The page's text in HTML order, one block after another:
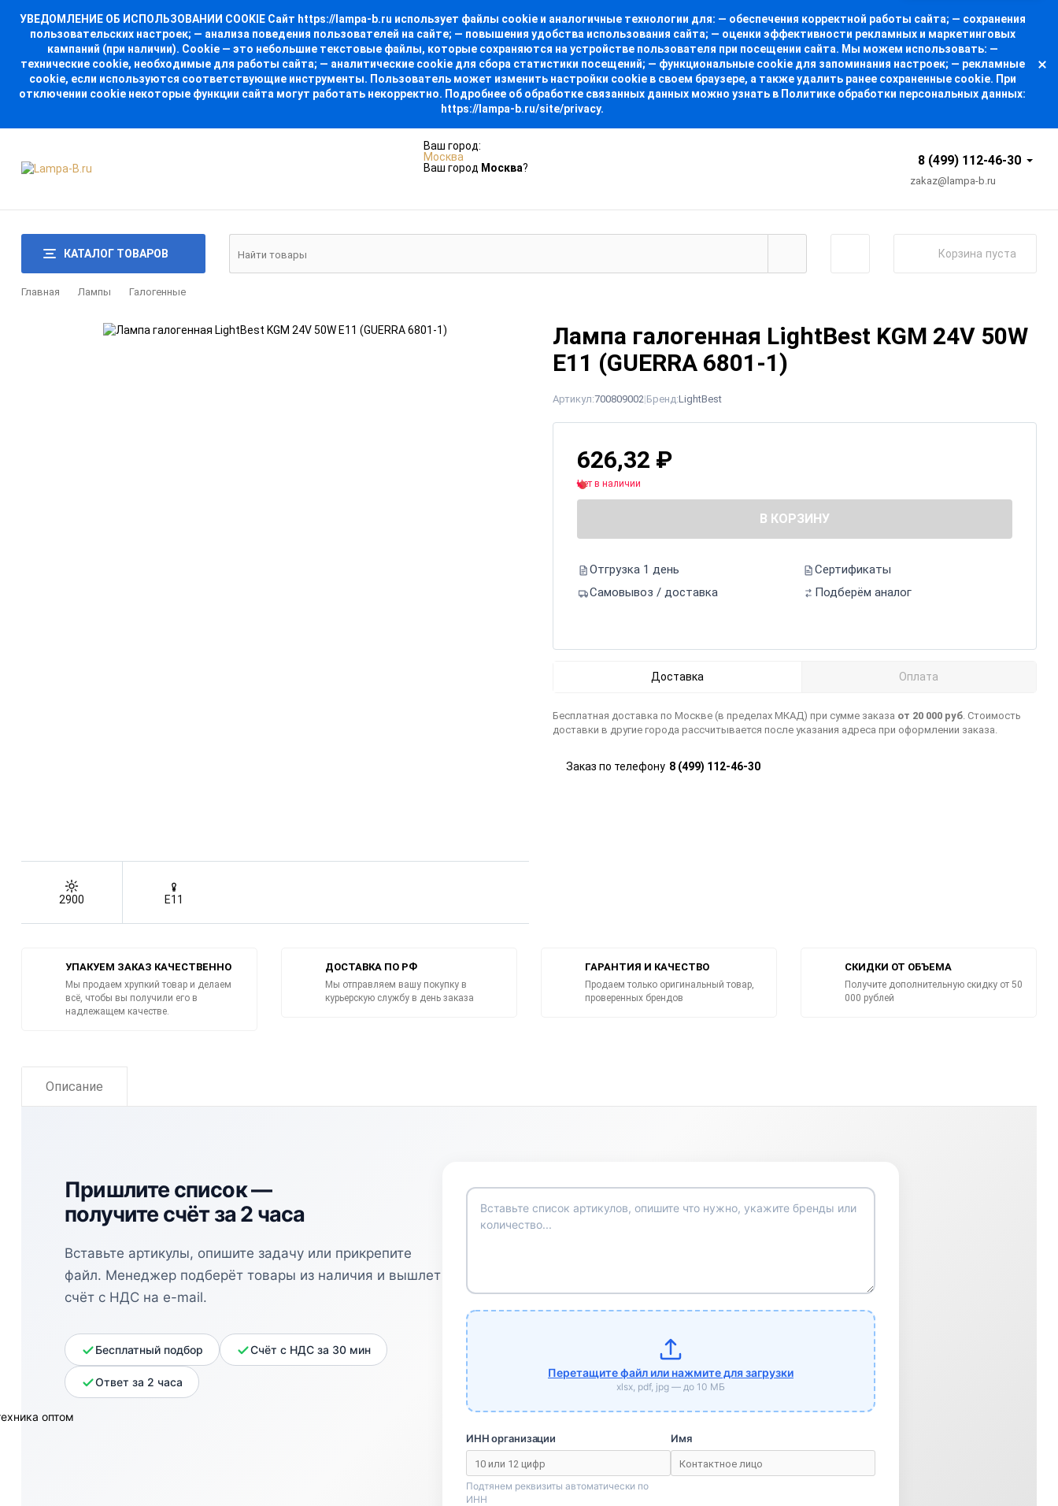
УВЕДОМЛЕНИЕ ОБ ИСПОЛЬЗОВАНИИ COOKIE Сайт https://lampa-b.ru использует файлы cookie и аналогичные технологии для: — обеспечения корректной работы сайта; — сохранения
пользовательских настроек; — анализа поведения пользователей на сайте; — повышения удобства использования сайта; — оценки эффективности рекламных и маркетинговых
кампаний (при наличии). Cookie — это небольшие текстовые файлы, которые сохраняются на устройстве пользователя при посещении сайта. Мы можем использовать: —
технические cookie, необходимые для работы сайта; — аналитические cookie для сбора статистики посещений; — функциональные cookie для запоминания настроек; — рекламные
cookie, если используются соответствующие инструменты. Пользователь может изменить настройки cookie в своем браузере, а также удалить ранее сохраненные cookie. При
отключении cookie некоторые функции сайта могут работать некорректно. Подробнее об обработке связанных данных можно узнать в Политике обработки персональных данных:
https://lampa-b.ru/site/privacy.
Ваш город:
Москва
Ваш город Москва?
8 (499) 112-46-30
zakaz@lampa-b.ru
КАТАЛОГ ТОВАРОВ Корзина пуста
Главная Лампы Галогенные
2900 E11
Лампа галогенная LightBest KGM 24V 50W
E11 (GUERRA 6801-1)
Артикул:700809002|Бренд:LightBest
626,32 ₽
Нет в наличии
В КОРЗИНУ
Отгрузка 1 день
Сертификаты
Самовывоз / доставка
Подберём аналог
Доставка Оплата
Бесплатная доставка по Москве (в пределах МКАД) при сумме заказа от 20 000 руб. Стоимость
доставки в другие города рассчитывается после указания адреса при оформлении заказа.
Заказ по телефону 8 (499) 112-46-30
УПАКУЕМ ЗАКАЗ КАЧЕСТВЕННО
Мы продаем хрупкий товар и делаем
всё, чтобы вы получили его в
надлежащем качестве.
ДОСТАВКА ПО РФ
Мы отправляем вашу покупку в
курьерскую службу в день заказа
ГАРАНТИЯ И КАЧЕСТВО
Продаем только оригинальный товар,
проверенных брендов
СКИДКИ ОТ ОБЪЕМА
Получите дополнительную скидку от 50
000 рублей
Описание
Пришлите список —
получите счёт за 2 часа
Вставьте артикулы, опишите задачу или прикрепите
файл. Менеджер подберёт товары из наличия и вышлет
счёт с НДС на e-mail.
Бесплатный подбор Счёт с НДС за 30 мин
Ответ за 2 часа
Перетащите файл или нажмите для загрузки
xlsx, pdf, jpg — до 10 МБ
ИНН организации
Подтянем реквизиты автоматически по
ИНН
Имя